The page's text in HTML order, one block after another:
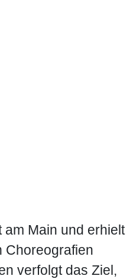
Main und erhielt
Choreografien
verfolgt das Ziel,